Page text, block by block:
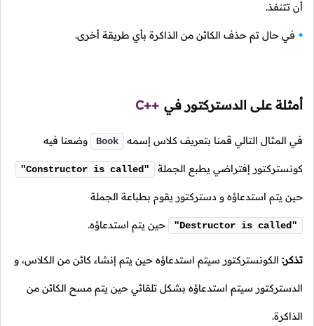
أن تتنفذ.
في حال تم حذف الكائن من الذاكرة بأي طريقة أخرى.
أمثلة على الدستركتور في C++
في المثال التالي قمنا بتعريف كلاس إسمه Book وضعنا فيه
كونستركتور إفتراضي يطبع الجملة "Constructor is called"
حين يتم استدعاؤه و دستركتور يقوم بطباعة الجملة
"Destructor is called" حين يتم استدعاؤه.
تذكر: الكونستركتور سيتم استدعاؤه حين يتم إنشاء كائن من الكلاس، و
الدستركتور سيتم استدعاؤه بشكل تلقائي حين يتم مسح الكائن من
الذاكرة.